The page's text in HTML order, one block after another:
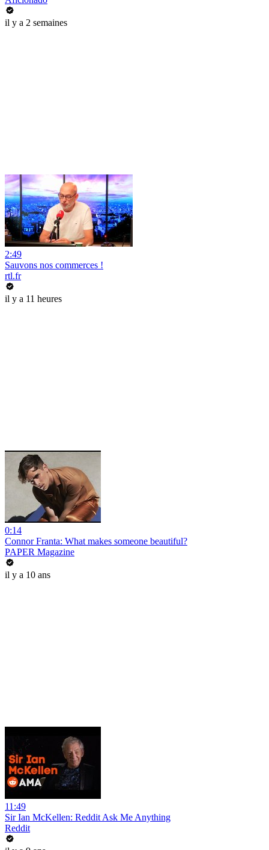
il y a 2 semaines
2:49
Sauvons nos commerces !
rtl.fr
il y a 11 heures
0:14
Connor Franta: What makes someone beautiful?
PAPER Magazine
il y a 10 ans
11:49
Sir Ian McKellen: Reddit Ask Me Anything
Reddit